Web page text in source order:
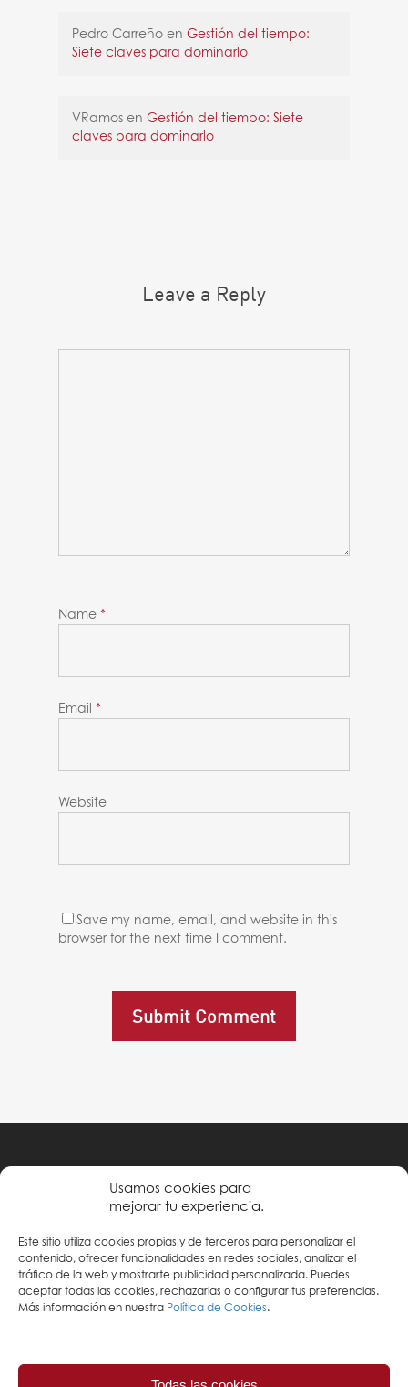
Usamos cookies para
mejorar tu experiencia.
Este sitio utiliza cookies propias y de terceros para personalizar el
contenido, ofrecer funcionalidades en redes sociales, analizar el
tráfico de la web y mostrarte publicidad personalizada. Puedes
aceptar todas las cookies, rechazarlas o configurar tus preferencias.
Más información en nuestra Política de Cookies.
Pedro Carreño en Gestión del tiempo:
Siete claves para dominarlo
VRamos en Gestión del tiempo: Siete
claves para dominarlo
Leave a Reply
Name *
Email *
Website
Save my name, email, and website in this
browser for the next time I comment.
Política de privacidad
Política de cookies